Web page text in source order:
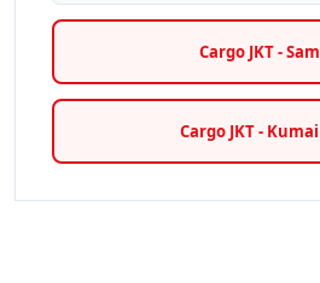
Cargo JKT -
Cargo JKT -